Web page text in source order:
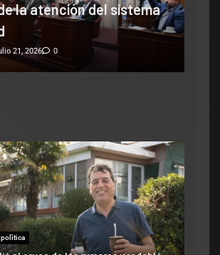
cambios en la Ley de Tierras
julio 16, 2026 0
polìtica